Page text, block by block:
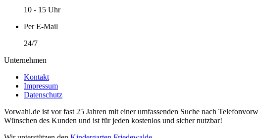
10 - 15 Uhr
Per E-Mail
24/7
Unternehmen
Kontakt
Impressum
Datenschutz
Vorwahl.de ist vor fast 25 Jahren mit einer umfassenden Suche nach
Wünschen des Kunden und ist für jeden kostenlos und sicher nutzbar!